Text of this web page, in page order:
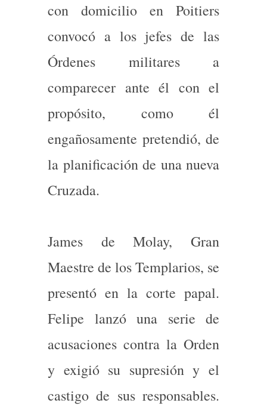
con domicilio en Poitiers
convocó a los jefes de las
Órdenes militares a
comparecer ante él con el
propósito, como él
engañosamente pretendió, de
la planificación de una nueva
Cruzada.
James de Molay, Gran
Maestre de los Templarios, se
presentó en la corte papal.
Felipe lanzó una serie de
acusaciones contra la Orden
y exigió su supresión y el
castigo de sus responsables.